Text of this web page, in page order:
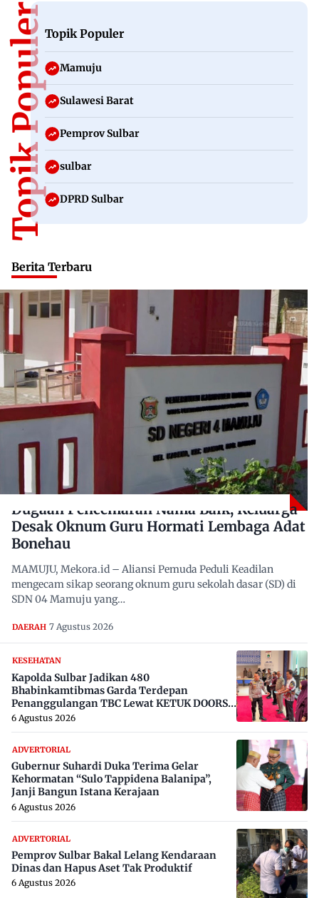
Topik PopulerTopik Populer
Mamuju
Sulawesi Barat
Pemprov Sulbar
sulbar
DPRD Sulbar
Berita Terbaru
Dugaan Pencemaran Nama Baik, Keluarga
Desak Oknum Guru Hormati Lembaga Adat
Bonehau
MAMUJU, Mekora.id – Aliansi Pemuda Peduli Keadilan
mengecam sikap seorang oknum guru sekolah dasar (SD) di
SDN 04 Mamuju yang…
DAERAH 7 Agustus 2026
KESEHATAN
Kapolda Sulbar Jadikan 480
Bhabinkamtibmas Garda Terdepan
Penanggulangan TBC Lewat KETUK DOORS
di 650 Desa
6 Agustus 2026
ADVERTORIAL
Gubernur Suhardi Duka Terima Gelar
Kehormatan “Sulo Tappidena Balanipa”,
Janji Bangun Istana Kerajaan
6 Agustus 2026
ADVERTORIAL
Pemprov Sulbar Bakal Lelang Kendaraan
Dinas dan Hapus Aset Tak Produktif
6 Agustus 2026